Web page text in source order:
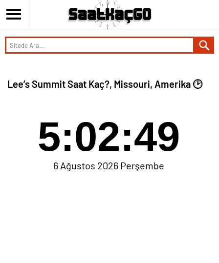
Lee’s Summit Saat Kaç?, Missouri, Amerika 🕑
5:02:49
6 Ağustos 2026 Perşembe